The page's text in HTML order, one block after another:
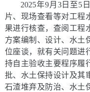
2025年9月 3日至5
片、现场查看等对工程
果进行核查， 查阅工程
方案编制、设计、 水土
位座谈，就有关问题进
持自主验收主要程序履
批、水土保持设计及其
石渣堆弃及防治、水土